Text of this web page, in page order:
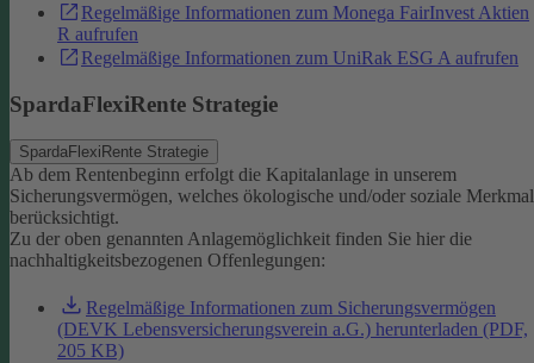
Regelmäßige Informationen zum Monega FairInvest Aktien
R aufrufen
Regelmäßige Informationen zum UniRak ESG A aufrufen
SpardaFlexiRente Strategie
SpardaFlexiRente Strategie
Ab dem Rentenbeginn erfolgt die Kapitalanlage in unserem
Sicherungsvermögen, welches ökologische und/oder soziale
berücksichtigt.
Zu der oben genannten Anlagemöglichkeit finden Sie hier die
nachhaltigkeitsbezogenen Offenlegungen:
Regelmäßige Informationen zum Sicherungsvermögen
(DEVK Lebensversicherungsverein a.G.) herunterladen (PDF,
205 KB)